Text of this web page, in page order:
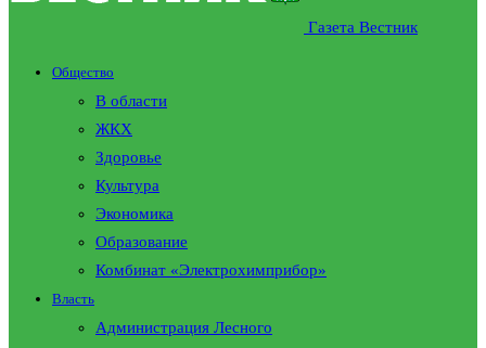
Газета Вестник
Общество
В области
ЖКХ
Здоровье
Культура
Экономика
Образование
Комбинат «Электрохимприбор»
Власть
Администрация Лесного